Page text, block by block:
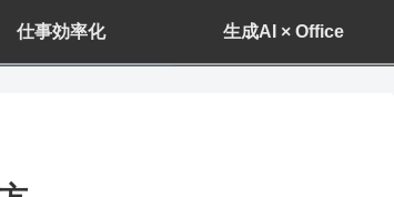
仕事効率化 生成AI × Office